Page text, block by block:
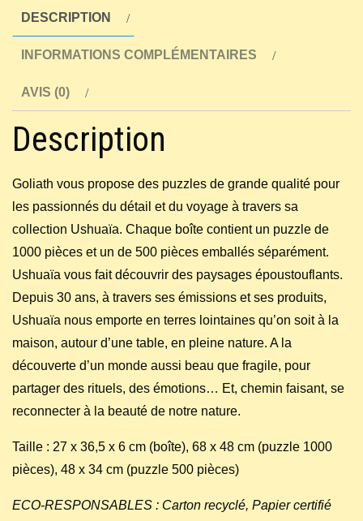
1000
Pièces
Pièces
DESCRIPTION
INFORMATIONS COMPLÉMENTAIRES
AVIS (0)
Description
Goliath vous propose des puzzles de grande qualité pour
les passionnés du détail et du voyage à travers sa
collection Ushuaïa. Chaque boîte contient un puzzle de
1000 pièces et un de 500 pièces emballés séparément.
Ushuaïa vous fait découvrir des paysages époustouflants.
Depuis 30 ans, à travers ses émissions et ses produits,
Ushuaïa nous emporte en terres lointaines qu’on soit à la
maison, autour d’une table, en pleine nature. A la
découverte d’un monde aussi beau que fragile, pour
partager des rituels, des émotions… Et, chemin faisant, se
reconnecter à la beauté de notre nature.
Taille : 27 x 36,5 x 6 cm (boîte), 68 x 48 cm (puzzle 1000
pièces), 48 x 34 cm (puzzle 500 pièces)
ECO-RESPONSABLES : Carton recyclé, Papier certifié